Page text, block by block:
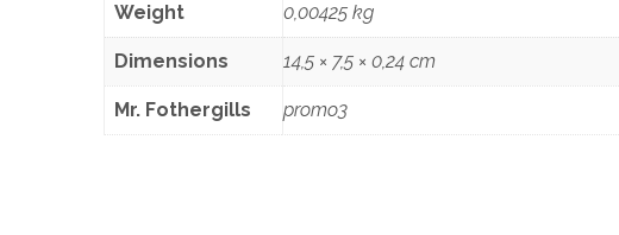
Weight 0,00425 kg
Dimensions 14,5 × 7,5 × 0,24 cm
Mr. Fothergills promo3